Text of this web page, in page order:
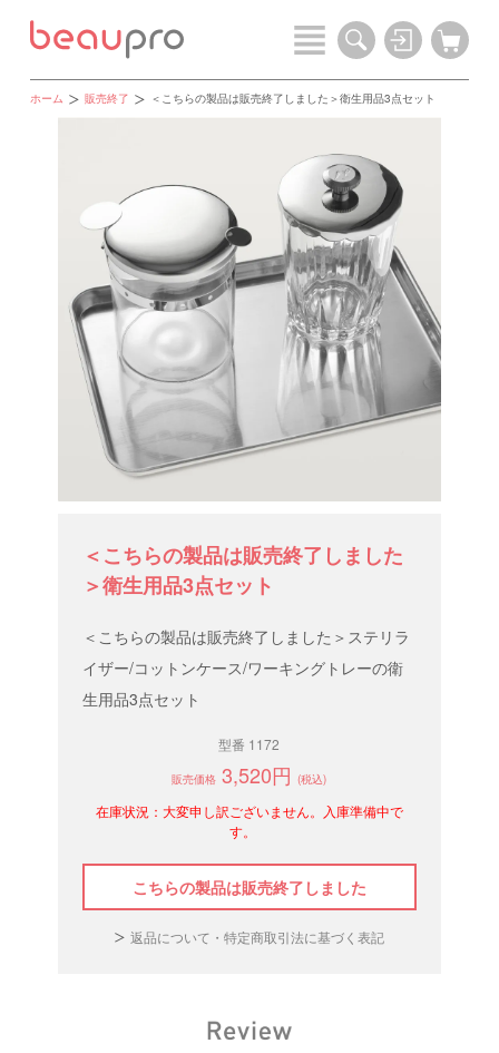
ホーム 販売終了 ＜こちらの製品は販売終了しました＞衛生用品3点セット
＜こちらの製品は販売終了しました
＞衛生用品3点セット
＜こちらの製品は販売終了しました＞ステリラ
イザー/コットンケース/ワーキングトレーの衛
生用品3点セット
型番 1172
販売価格 3,520円(税込)
在庫状況：大変申し訳ございません。入庫準備中で
す。
こちらの製品は販売終了しました
返品について・特定商取引法に基づく表記